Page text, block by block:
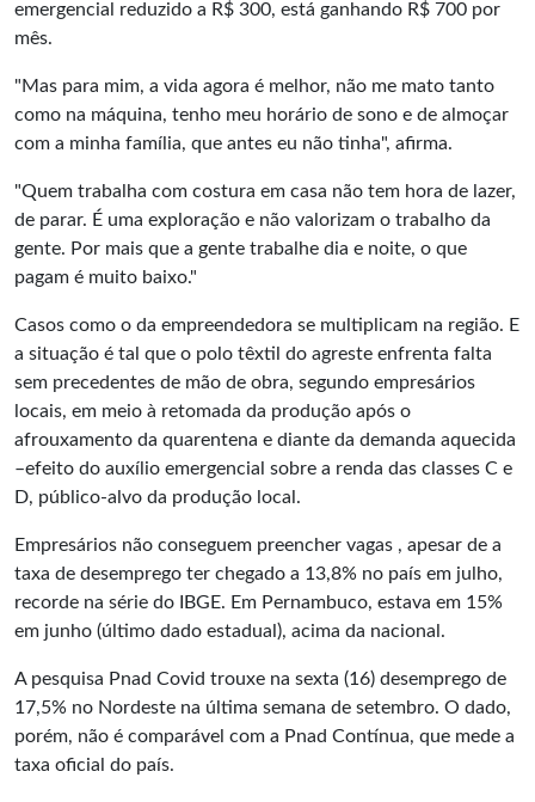
emergencial reduzido a R$ 300, está ganhando R$ 700 por
mês.
"Mas para mim, a vida agora é melhor, não me mato tanto
como na máquina, tenho meu horário de sono e de almoçar
com a minha família, que antes eu não tinha", afirma.
"Quem trabalha com costura em casa não tem hora de lazer,
de parar. É uma exploração e não valorizam o trabalho da
gente. Por mais que a gente trabalhe dia e noite, o que
pagam é muito baixo."
Casos como o da empreendedora se multiplicam na região. E
a situação é tal que o polo têxtil do agreste enfrenta falta
sem precedentes de mão de obra, segundo empresários
locais, em meio à retomada da produção após o
afrouxamento da quarentena e diante da demanda aquecida
–efeito do auxílio emergencial sobre a renda das classes C e
D, público-alvo da produção local.
Empresários não conseguem preencher vagas , apesar de a
taxa de desemprego ter chegado a 13,8% no país em julho,
recorde na série do IBGE. Em Pernambuco, estava em 15%
em junho (último dado estadual), acima da nacional.
A pesquisa Pnad Covid trouxe na sexta (16) desemprego de
17,5% no Nordeste na última semana de setembro. O dado,
porém, não é comparável com a Pnad Contínua, que mede a
taxa oficial do país.